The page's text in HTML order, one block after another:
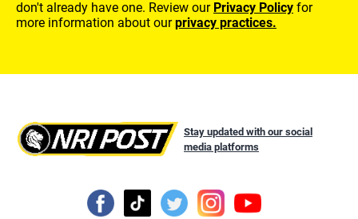
don't already have one. Review our Privacy Policy for
more information about ourprivacy practices.
Stay updated with our social
media platforms